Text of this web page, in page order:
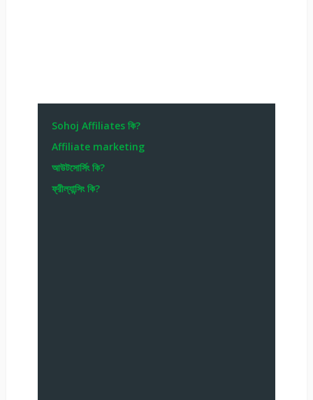
Sohoj Affiliates কি?
Affiliate marketing
আউটসোর্সিং কি?
ফ্রীল্যান্সিং কি?